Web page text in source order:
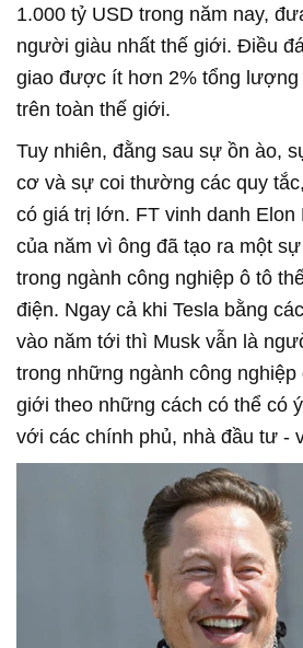
1.000 tỷ USD trong năm nay,
người giàu nhất thế giới. Điều
giao được ít hơn 2% tổng lượng
trên toàn thế giới.
Tuy nhiên, đằng sau sự ồn ào,
cơ và sự coi thường các quy
có giá trị lớn. FT vinh danh Elon
của năm vì ông đã tạo ra một
trong ngành công nghiệp ô tô
điện. Ngay cả khi Tesla bằng
vào năm tới thì Musk vẫn là
trong những ngành công
giới theo những cách có thể có
với các chính phủ, nhà đầu tư -